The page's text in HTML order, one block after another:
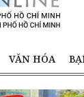
VĂN HÓA